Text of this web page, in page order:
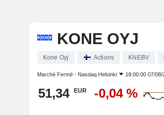
KONE OYJ
Kone Oyj Actions KNEBV
Marché Fermé - Nasdaq Helsinki 18:00:00 07/08/
51,34 EUR -0,04 %